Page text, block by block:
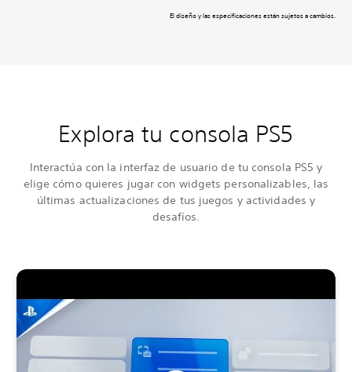
El diseño y las especificaciones están sujetos a cambios.
Explora tu consola PS5
Interactúa con la interfaz de usuario de tu consola PS5 y
elige cómo quieres jugar con widgets personalizables, las
últimas actualizaciones de tus juegos y actividades y
desafíos.